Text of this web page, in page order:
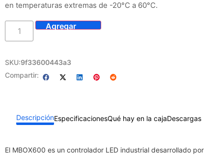
en temperaturas extremas de -20°C a 60°C.​
SKU:9f33600443a3
Compartir:
DescripciónEspecificacionesQué hay en la cajaDescargas
El MBOX600 es un controlador LED industrial desarrollado por